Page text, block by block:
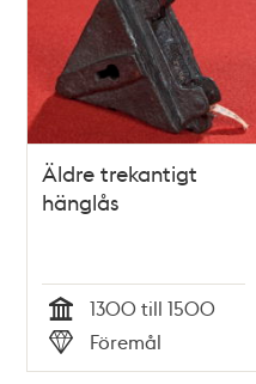
Äldre trekantigt
hänglås
Tid
1300 till 1500
Typ
Föremål